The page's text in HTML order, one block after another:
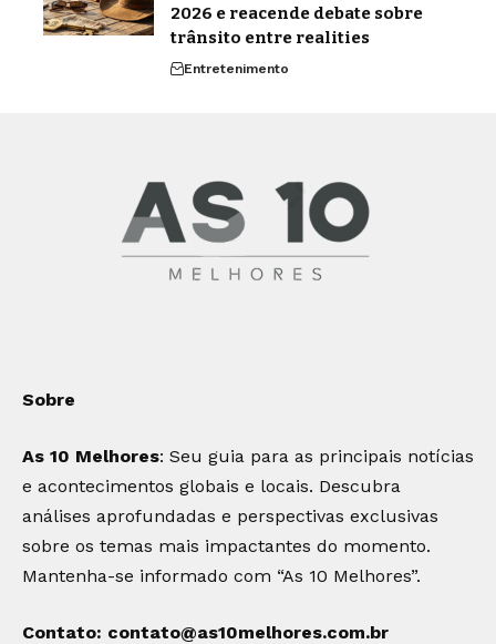
2026 e reacende debate sobre
trânsito entre realities
Entretenimento
Sobre
As 10 Melhores: Seu guia para as principais notícias
e acontecimentos globais e locais. Descubra
análises aprofundadas e perspectivas exclusivas
sobre os temas mais impactantes do momento.
Mantenha-se informado com “As 10 Melhores”.
Contato: contato@as10melhores.com.br